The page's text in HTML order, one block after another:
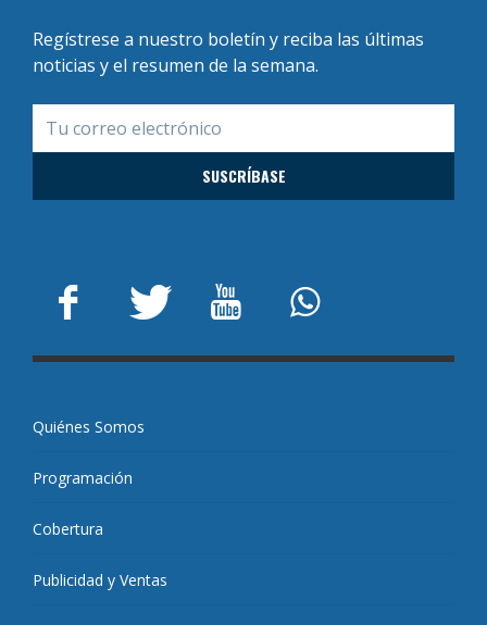
Regístrese a nuestro boletín y reciba las últimas
noticias y el resumen de la semana.
Quiénes Somos
Programación
Cobertura
Publicidad y Ventas